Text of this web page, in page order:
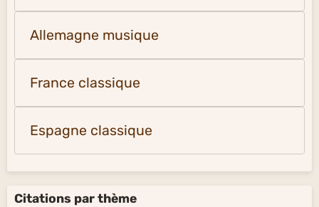
Allemagne musique
France classique
Espagne classique
Citations par thème